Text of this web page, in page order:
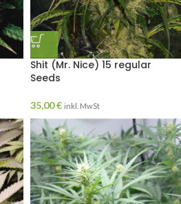
Shit (Mr. Nice) 15 regular
Seeds
35,00€ inkl. MwSt